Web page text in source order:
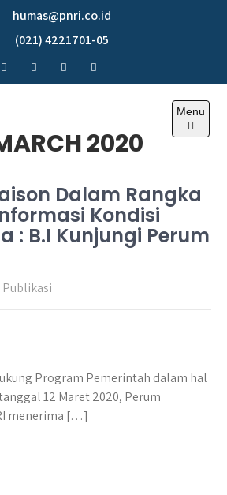
humas@pnri.co.id
(021) 4221701-05
Menu
2020
Dalam Rangka
Kondisi
: B.I Kunjungi Perum
Publikasi
Program Pemerintah dalam hal
12 Maret 2020, Perum
menerima […]